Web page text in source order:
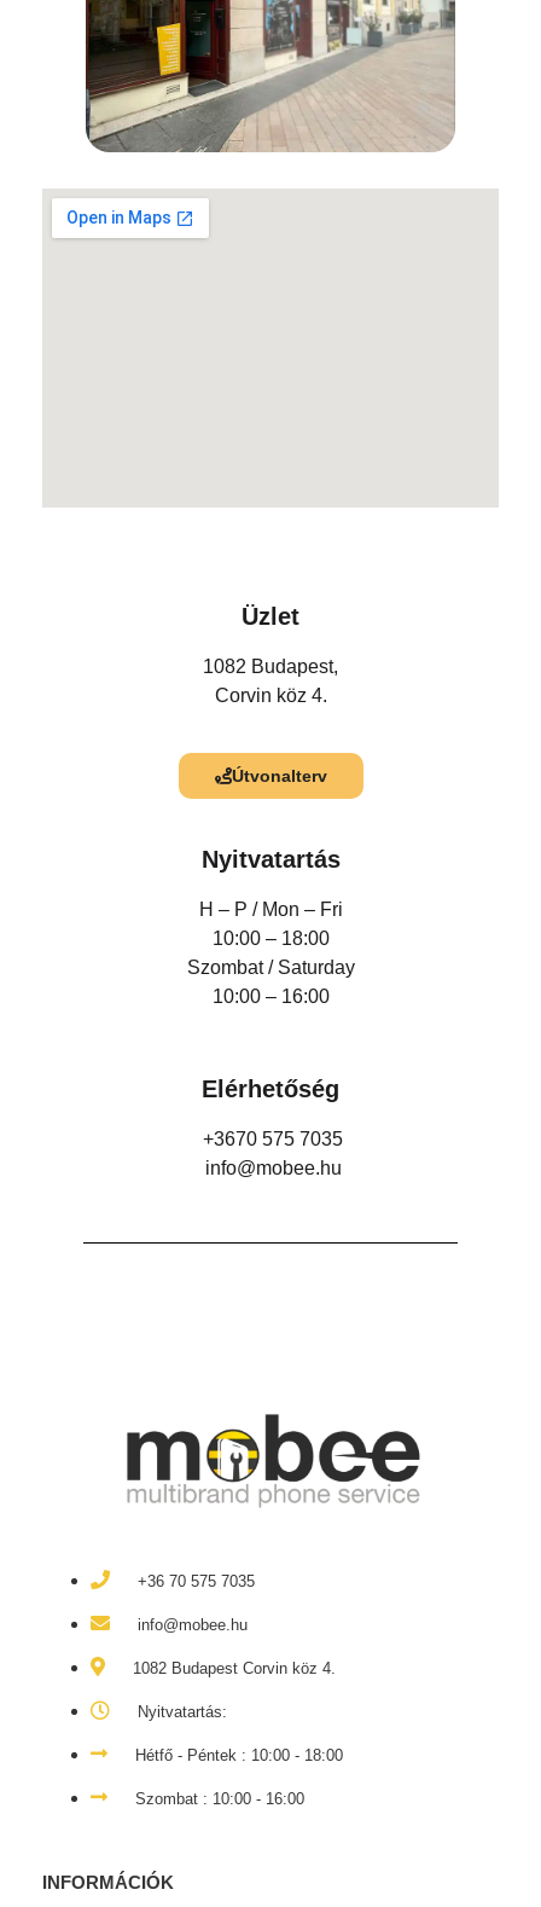
Üzlet
1082 Budapest,
Corvin köz 4.
Útvonalterv
Nyitvatartás
H – P / Mon – Fri
10:00 – 18:00
Szombat / Saturday
10:00 – 16:00
Elérhetőség
+3670 575 7035
info@mobee.hu
+36 70 575 7035
info@mobee.hu
1082 Budapest Corvin köz 4.
Nyitvatartás:
Hétfő - Péntek : 10:00 - 18:00
Szombat : 10:00 - 16:00
INFORMÁCIÓK